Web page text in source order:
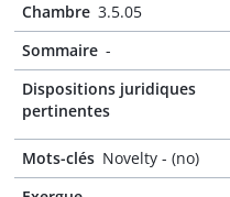
Chambre 3.5.05
Sommaire -
Dispositions juridiques
pertinentes
Mots-clés Novelty - (no)